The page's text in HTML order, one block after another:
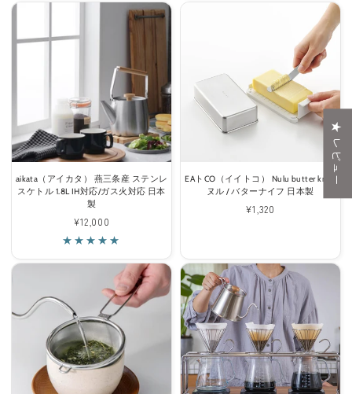
格
aikata（アイカタ） 燕三条産 ステンレ
スケトル 1.8L IH対応/ガス火対応 日本
製
通
常
格
¥12,000
EAトCO（イイトコ） Nulu butter knife
ヌル / バターナイフ 日本製
通
¥1,320
★ レビュー